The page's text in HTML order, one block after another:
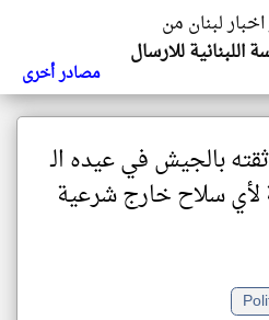
لبنان من
اللبنانية للارسال
مصادر أخرى
بالجيش في عيده الـ
لأي سلاح خارج شرعية